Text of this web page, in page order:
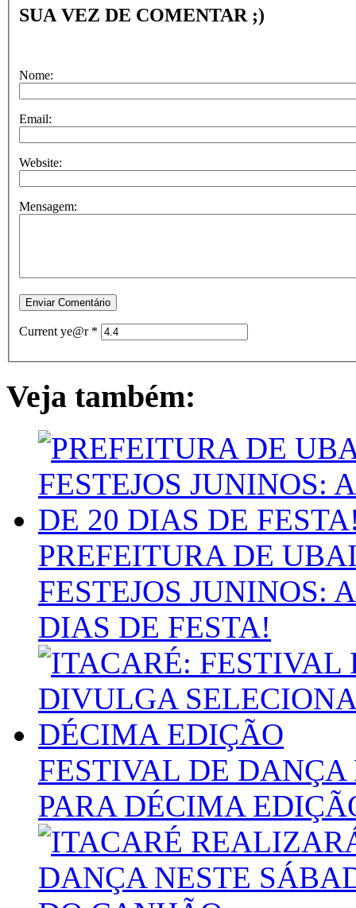
SUA VEZ DE COMENTAR ;)
Nome:
Email:
Website:
Mensagem:
Current ye@r *
Veja também:
PREFEITURA DE
FESTEJOS JUNINOS:
DIAS DE FESTA!
FESTIVAL DE
PARA DÉCIMA